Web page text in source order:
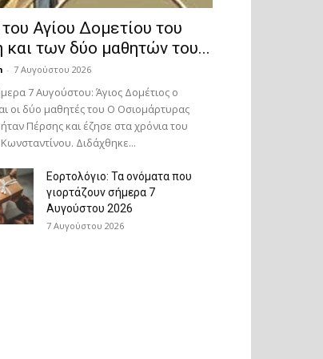
Αγίου Δομετίου του
και των δύο μαθητών του...
- 7 Αυγούστου 2026
7 Αυγούστου: Άγιος Δομέτιος ο
οι δύο μαθητές του Ο Oσιομάρτυρας
Πέρσης και έζησε στα χρόνια του
Διδάχθηκε...
Εορτολόγιο: Τα ονόματα που
γιορτάζουν σήμερα 7
Αυγούστου 2026
7 Αυγούστου 2026